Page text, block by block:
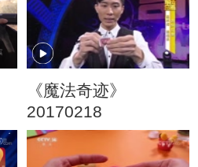
《魔法奇迹》
20170218